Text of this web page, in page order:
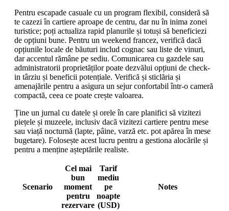
Pentru escapade casuale cu un program flexibil, consideră să
te cazezi în cartiere aproape de centru, dar nu în inima zonei
turistice; poți actualiza rapid planurile și totuși să beneficiezi
de opțiuni bune. Pentru un weekend francez, verifică dacă
opțiunile locale de băuturi includ cognac sau liste de vinuri,
dar accentul rămâne pe sediu. Comunicarea cu gazdele sau
administratorii proprietăților poate dezvălui opțiuni de check-
in târziu și beneficii potențiale. Verifică și sticlăria și
amenajările pentru a asigura un sejur confortabil într-o cameră
compactă, ceea ce poate crește valoarea.
Ține un jurnal cu datele și orele în care planifici să vizitezi
piețele și muzeele, inclusiv dacă vizitezi cartiere pentru mese
sau viață nocturnă (lapte, pâine, varză etc. pot apărea în mese
bugetare). Folosește acest lucru pentru a gestiona alocările și
pentru a menține așteptările realiste.
Scenario
Cel mai
bun
moment
pentru
rezervare
Tarif
mediu
pe
noapte
(USD)
Notes